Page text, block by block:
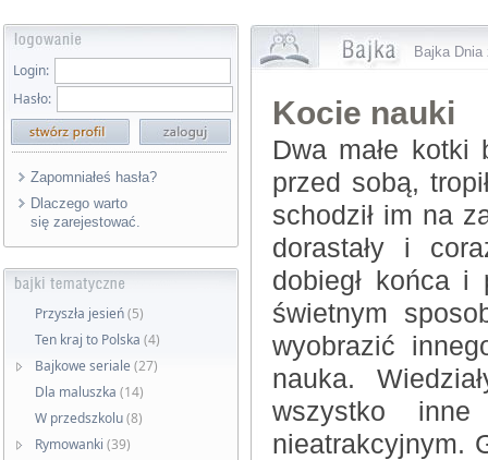
Login:
Hasło:
Zapomniałeś hasła?
Dlaczego warto
się zarejestować.
Przyszła jesień(5)
Ten kraj to Polska (4)
Bajkowe seriale (27)
Dla maluszka (14)
W przedszkolu(8)
Rymowanki (39)
Bajka Dnia
Kocie nauki
Dwa małe kotki
przed sobą,
schodził im na
dorastały i
dobiegł końca i
świetnym
wyobrazić
nauka.
wszystko
nieatrakcyjnym.